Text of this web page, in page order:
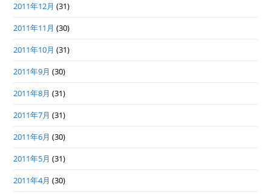
2011年12月 (31)
2011年11月 (30)
2011年10月 (31)
2011年9月 (30)
2011年8月 (31)
2011年7月 (31)
2011年6月 (30)
2011年5月 (31)
2011年4月 (30)